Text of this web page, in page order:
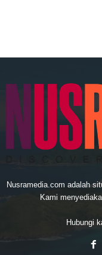
Nusramedia.com adalah
Kami
Hubungi